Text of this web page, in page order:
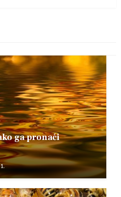
ga pronaći